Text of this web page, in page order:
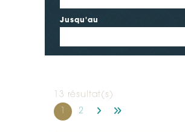
Jusqu'au
13 résultat(s)
1
2